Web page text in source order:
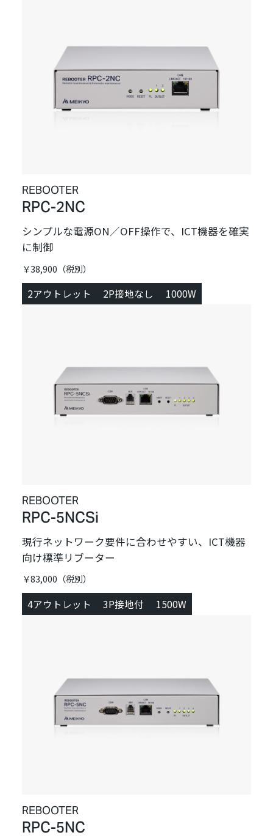
REBOOTER
RPC-2NC
シンプルな電源ON／OFF操作で、ICT機器を確実
に制御
￥38,900（税別）
2アウトレット 2P接地なし 1000W
REBOOTER
RPC-5NCSi
現行ネットワーク要件に合わせやすい、ICT機器
向け標準リブーター
￥83,000（税別）
4アウトレット 3P接地付 1500W
REBOOTER
RPC-5NC